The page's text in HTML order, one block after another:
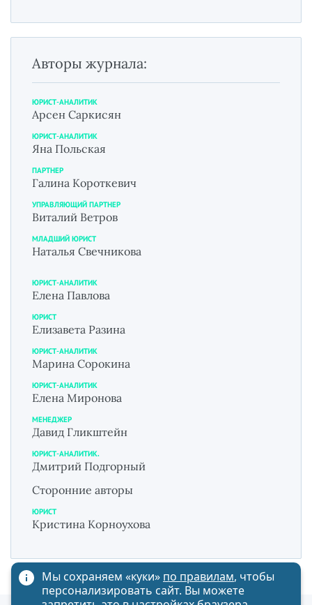
Авторы журнала:
ЮРИСТ-АНАЛИТИК
Арсен Саркисян
ЮРИСТ-АНАЛИТИК
Яна Польская
ПАРТНЕР
Галина Короткевич
УПРАВЛЯЮЩИЙ ПАРТНЕР
Виталий Ветров
МЛАДШИЙ ЮРИСТ
Наталья Свечникова
ЮРИСТ-АНАЛИТИК
Елена Павлова
ЮРИСТ
Елизавета Разина
ЮРИСТ-АНАЛИТИК
Марина Сорокина
ЮРИСТ-АНАЛИТИК
Елена Миронова
МЕНЕДЖЕР
Давид Гликштейн
ЮРИСТ-АНАЛИТИК.
Дмитрий Подгорный
Сторонние авторы
ЮРИСТ
Кристина Корноухова
Мы сохраняем «куки» по правилам, чтобы
персонализировать сайт. Вы можете